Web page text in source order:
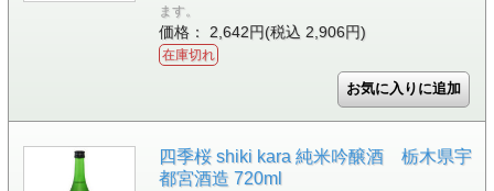
ます。
価格： 2,642円(税込 2,906円)
在庫切れ
四季桜 shiki kara 純米吟醸酒 栃木県宇
都宮酒造 720ml